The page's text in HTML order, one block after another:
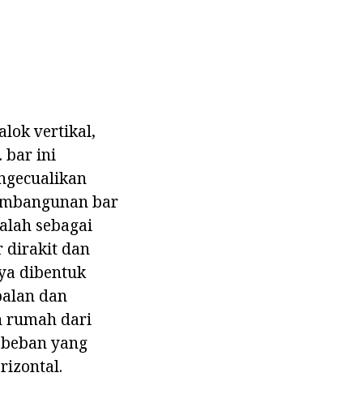
vertikal,
bar ini
bar
sebagai
dirakit dan
dibentuk
dan
rumah dari
yang